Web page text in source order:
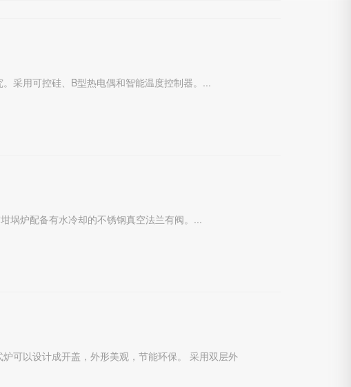
采用可控硅、B型热电偶和智能温度控制器。...
埚炉配备有水冷却的不锈钢真空法兰有阀。...
可以设计成开盖，外形美观，节能环保。 采用双层外